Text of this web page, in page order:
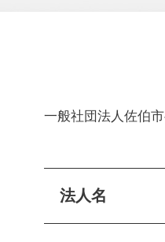
一般社団法人佐伯
法人名